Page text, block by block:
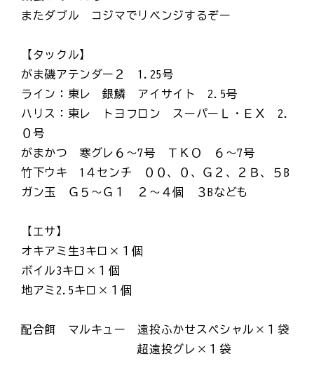
またダブル コジマでリベンジするぞー
【タックル】
がま磯アテンダー２ 1.25号
ライン：東レ 銀鱗 アイサイト 2.5号
ハリス：東レ トヨフロン スーパーＬ・ＥＸ 2.
０号
がまかつ 寒グレ６～7号 ＴＫＯ ６～7号
竹下ウキ 1４センチ ００、０、Ｇ２、２Ｂ、５B
ガン玉 Ｇ５～Ｇ１ ２～４個 ３Bなども
【エサ】
オキアミ生3キロ×１個
ボイル3キロ×１個
地アミ2.5キロ×１個
配合餌 マルキュー 遠投ふかせスペシャル×１袋
超遠投グレ×１袋